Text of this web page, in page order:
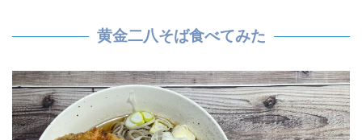
黄金二八そば食べてみた